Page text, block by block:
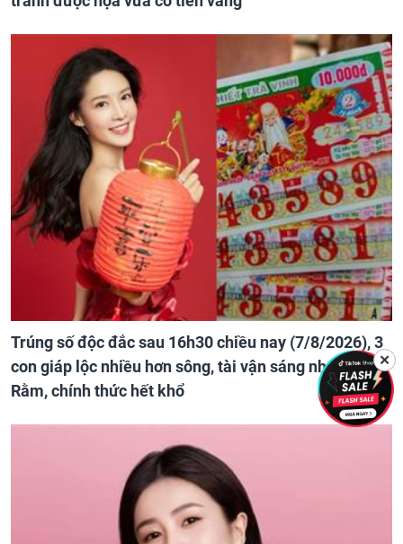
Trúng số độc đắc sau 16h30 chiều nay (7/8/2026), 3
con giáp lộc nhiều hơn sông, tài vận sáng như trăng
Rằm, chính thức hết khổ
✕